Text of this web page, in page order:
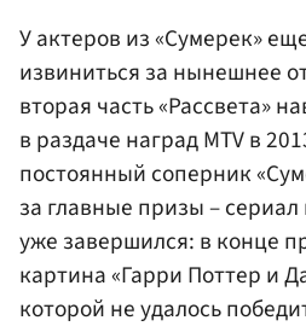
У актеров из «Сумерек»
извиниться за нынешнее
вторая часть «Рассвета»
в раздаче наград MTV в
постоянный соперник
за главные призы –
уже завершился: в конце
картина «Гарри Поттер и
которой не удалось